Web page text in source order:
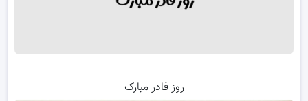
روز فادر مبارک